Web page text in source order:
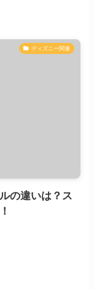
ディズニー関連
の違いは？ス